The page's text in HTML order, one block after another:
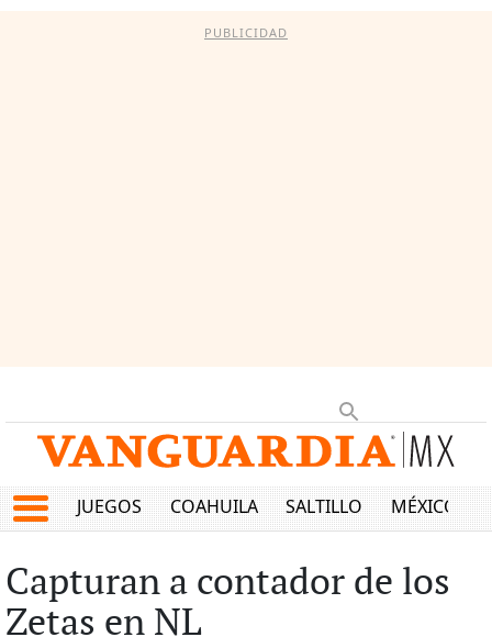
PUBLICIDAD
JUEGOS COAHUILA SALTILLO MÉXICO
Capturan a contador de los
Zetas en NL